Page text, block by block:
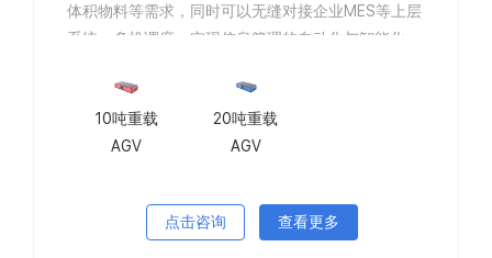
体积物料等需求，同时可以无缝对接企业MES等上层
系统，多机调度，实现信息管理的自动化与智能化，
10吨重载
AGV
20吨重载
AGV
点击咨询 查看更多